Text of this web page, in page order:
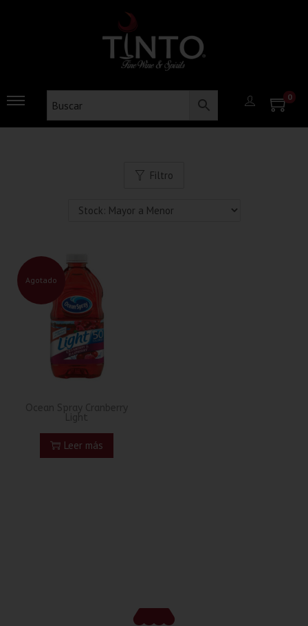
0
Filtro
Agotado
Leer más